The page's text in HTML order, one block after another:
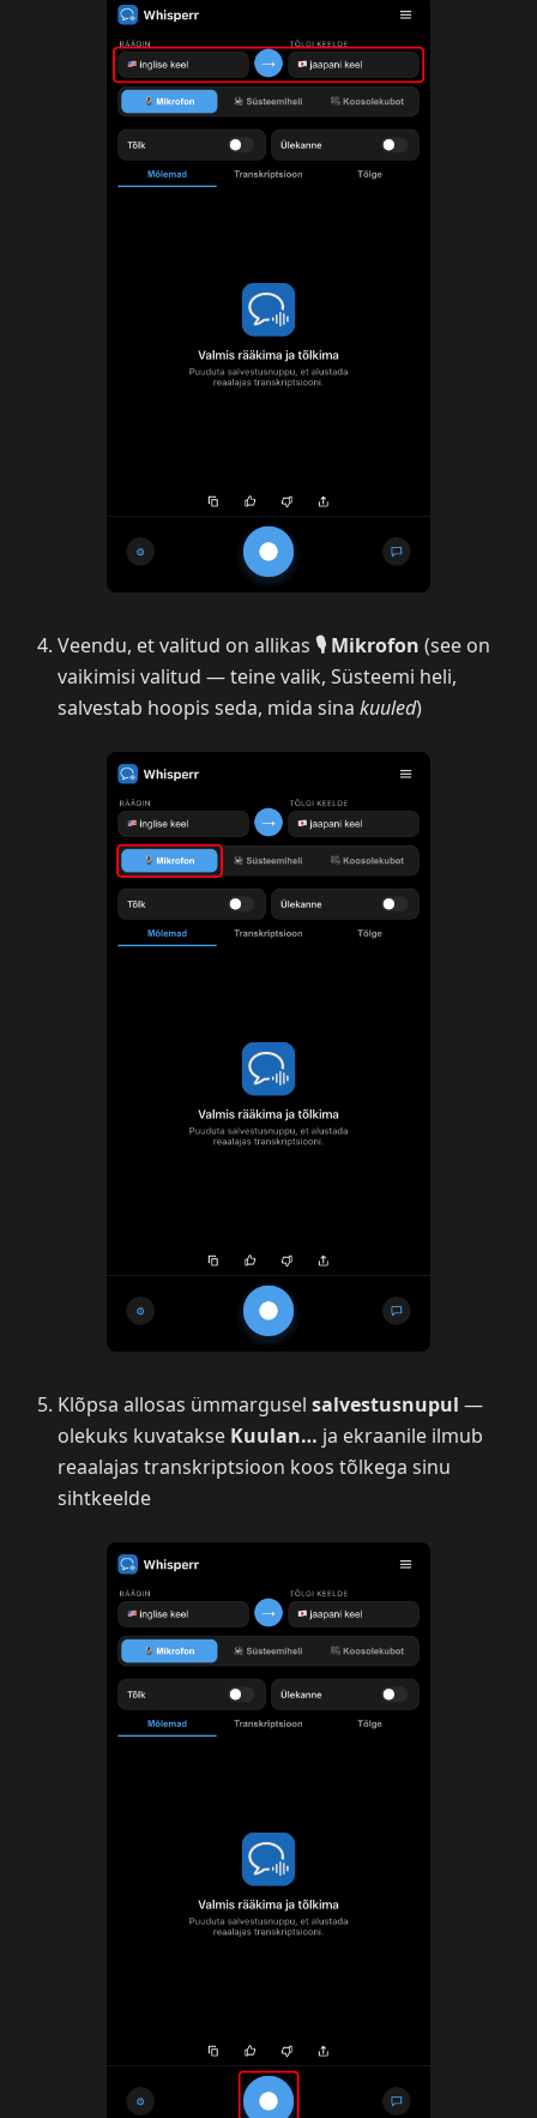
Veendu, et valitud on allikas 🎙️ Mikrofon (see on
vaikimisi valitud — teine valik, Süsteemi heli,
salvestab hoopis seda, mida sina kuuled)
Klõpsa allosas ümmargusel salvestusnupul —
olekuks kuvatakse Kuulan… ja ekraanile ilmub
reaalajas transkriptsioon koos tõlkega sinu
sihtkeelde